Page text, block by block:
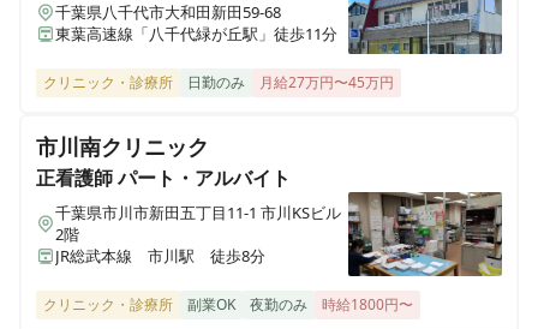
千葉県八千代市大和田新田59-68
東葉高速線「八千代緑が丘駅」徒歩11分
クリニック・診療所 日勤のみ 月給27万円〜45万円
市川南クリニック
正看護師パート・アルバイト
千葉県市川市新田五丁目11-1 市川KSビル
2階
JR総武本線 市川駅 徒歩8分
クリニック・診療所 副業OK 夜勤のみ 時給1800円〜